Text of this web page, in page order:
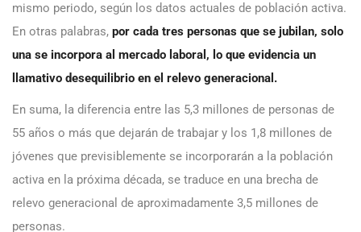
mismo periodo, según los datos actuales de población activa.
En otras palabras, por cada tres personas que se jubilan, solo
una se incorpora al mercado laboral, lo que evidencia un
llamativo desequilibrio en el relevo generacional.
En suma, la diferencia entre las 5,3 millones de personas de
55 años o más que dejarán de trabajar y los 1,8 millones de
jóvenes que previsiblemente se incorporarán a la población
activa en la próxima década, se traduce en una brecha de
relevo generacional de aproximadamente 3,5 millones de
personas.